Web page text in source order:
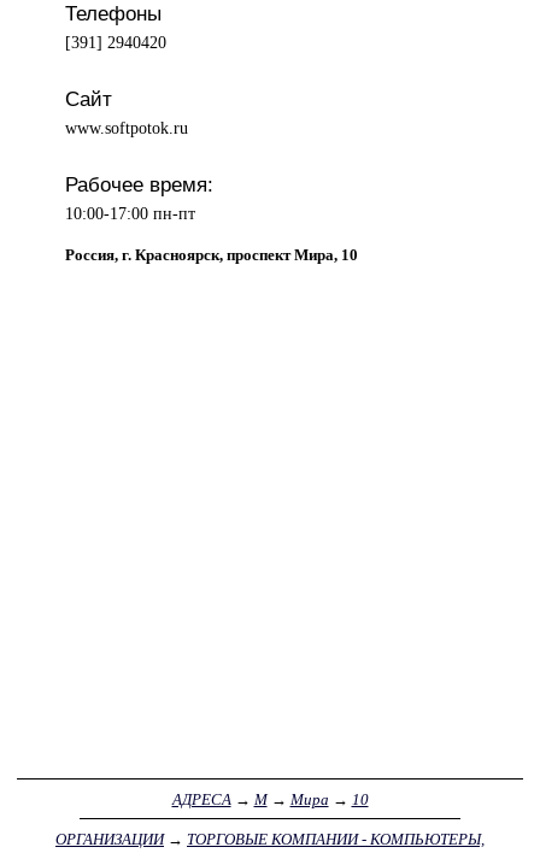
Телефоны
[391] 2940420
Сайт
www.softpotok.ru
Рабочее время:
10:00-17:00 пн-пт
Россия, г. Красноярск, проспект Мира, 10
АДРЕСА → М→ Мира → 10
ОРГАНИЗАЦИИ→ ТОРГОВЫЕ КОМПАНИИ - КОМПЬЮТЕРЫ,